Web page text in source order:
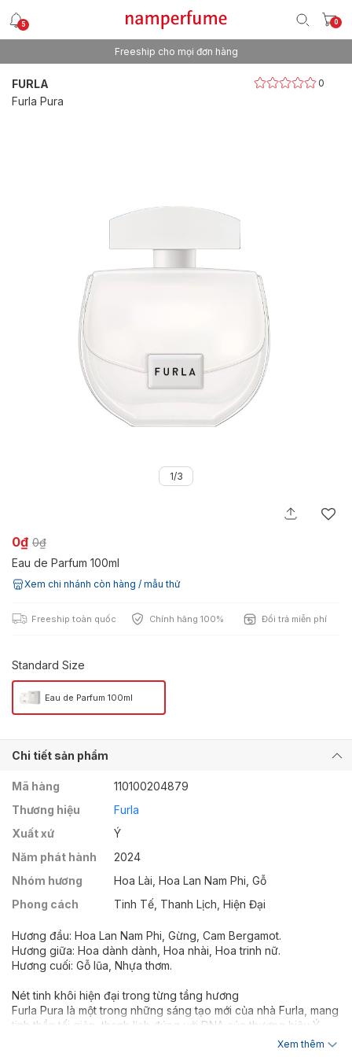
5 0
Freeship cho mọi đơn hàng
FURLA 0
Furla Pura
1/3
0₫ 0₫
Eau de Parfum 100ml
Xem chi nhánh còn hàng / mẫu thử
Freeship toàn quốc Chính hãng 100% Đổi trả miễn phí
Standard Size
Eau de Parfum 100ml
Chi tiết sản phẩm
Mã hàng
110100204879
Thương hiệu
Furla
Xuất xứ
Ý
Năm phát hành
2024
Nhóm hương
Hoa Lài, Hoa Lan Nam Phi, Gỗ
Phong cách
Tinh Tế, Thanh Lịch, Hiện Đại
Hương đầu: Hoa Lan Nam Phi, Gừng, Cam Bergamot.
Hương giữa: Hoa dành dành, Hoa nhài, Hoa trinh nữ.
Hương cuối: Gỗ lũa, Nhựa thơm.
Nét tinh khôi hiện đại trong từng tầng hương
Furla Pura là một trong những sáng tạo mới của nhà Furla, mang
tinh thần tối giản, thanh lịch đúng với DNA của thương hiệu Ý.
“Pura” trong tiếng Ý có nghĩa là “thuần khiết”, và đúng như tên
Xem thêm